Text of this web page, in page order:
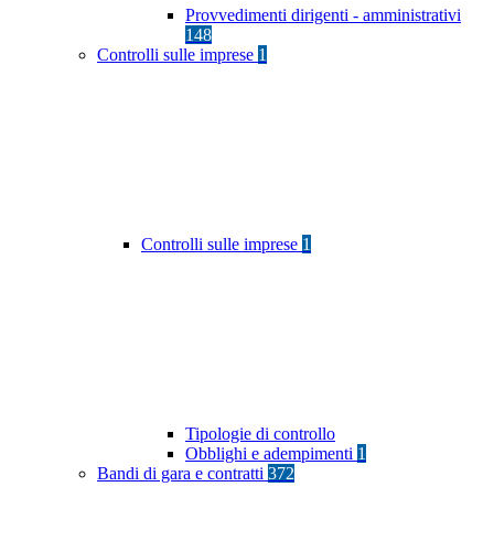
Provvedimenti dirigenti - amministrativi
148
Controlli sulle imprese 1
Controlli sulle imprese 1
Tipologie di controllo
Obblighi e adempimenti 1
Bandi di gara e contratti 372